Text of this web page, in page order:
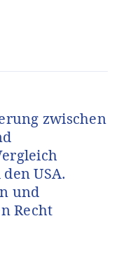
zwischen
USA.
und
Recht